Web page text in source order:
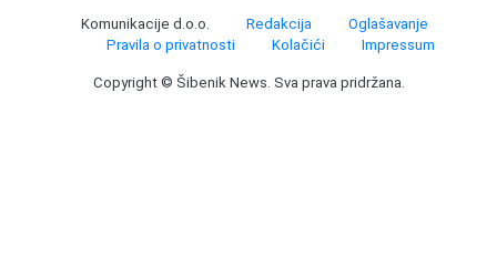
Komunikacije d.o.o. Redakcija
Oglašavanje
Pravila o privatnosti
Kolačići Impressum
Copyright © Šibenik News. Sva prava pridržana.